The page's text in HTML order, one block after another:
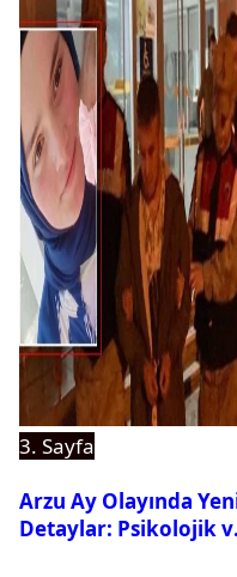
3. Sayfa
Arzu Ay Olayında
Detaylar: Psikolojik